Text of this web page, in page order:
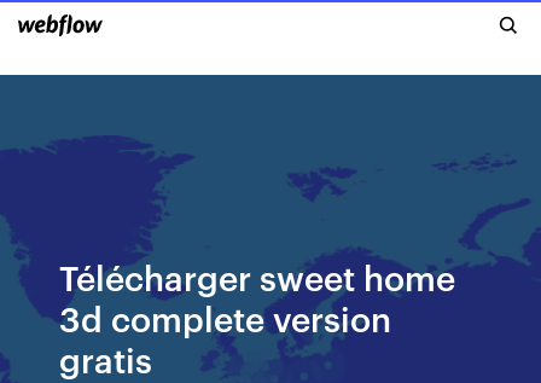
Télécharger sweet home
3d complete version
gratis